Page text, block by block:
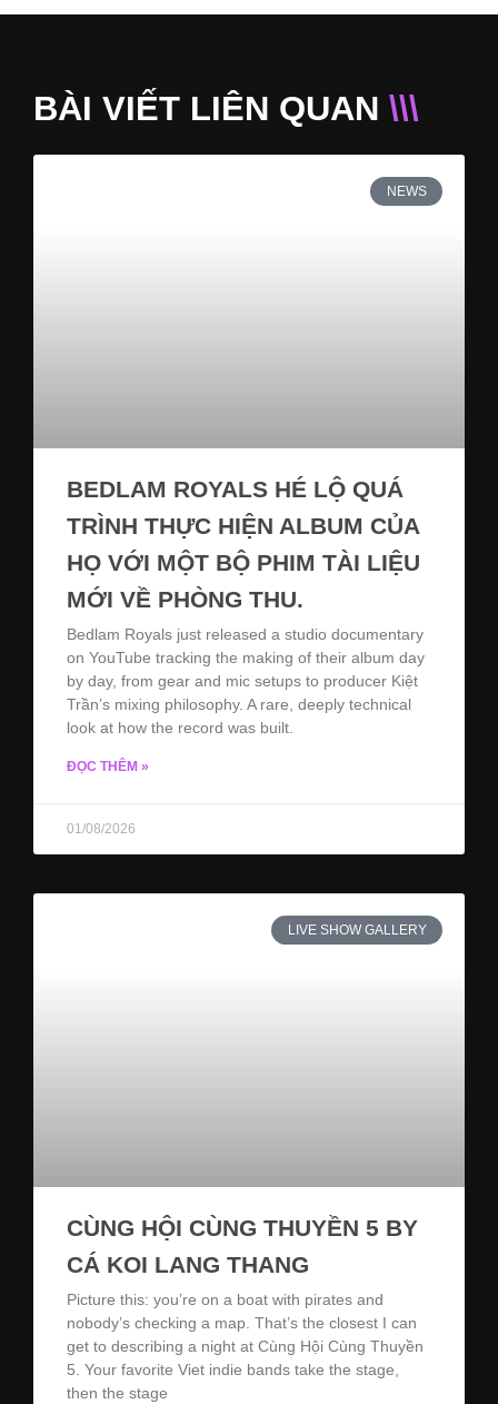
BÀI VIẾT LIÊN QUAN \\\
NEWS
BEDLAM ROYALS HÉ LỘ QUÁ
TRÌNH THỰC HIỆN ALBUM CỦA
HỌ VỚI MỘT BỘ PHIM TÀI LIỆU
MỚI VỀ PHÒNG THU.
Bedlam Royals just released a studio documentary
on YouTube tracking the making of their album day
by day, from gear and mic setups to producer Kiệt
Trần’s mixing philosophy. A rare, deeply technical
look at how the record was built.
ĐỌC THÊM »
01/08/2026
LIVE SHOW GALLERY
CÙNG HỘI CÙNG THUYỀN 5 BY
CÁ KOI LANG THANG
Picture this: you’re on a boat with pirates and
nobody’s checking a map. That’s the closest I can
get to describing a night at Cùng Hội Cùng Thuyền
5. Your favorite Viet indie bands take the stage,
then the stage